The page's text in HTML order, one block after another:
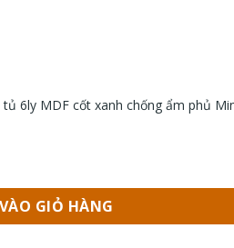
6ly MDF cốt xanh chống ẩm phủ
GIỎ HÀNG